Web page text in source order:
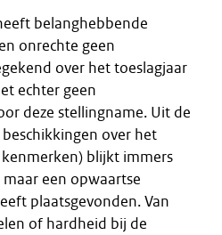
belanghebbende
onrechte geen
over het toeslagjaar
echter geen
deze stellingname. Uit de
over het
blijkt immers
een opwaartse
plaatsgevonden. Van
of hardheid bij de